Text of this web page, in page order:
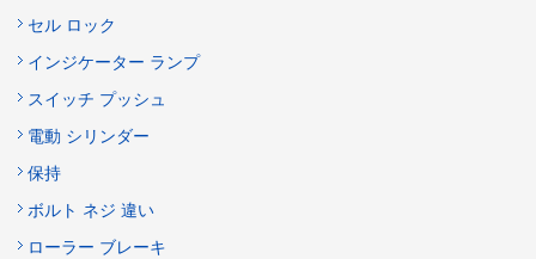
セル ロック
インジケーター ランプ
スイッチ プッシュ
電動 シリンダー
保持
ボルト ネジ 違い
ローラー ブレーキ